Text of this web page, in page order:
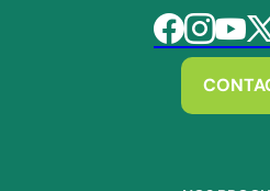
Suivez-nous
Suivez-